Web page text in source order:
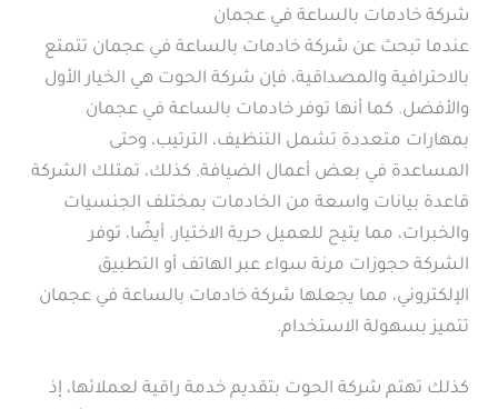
شركة خادمات بالساعة في عجمان
عندما تبحث عن شركة خادمات بالساعة في عجمان تتمتع
بالاحترافية والمصداقية، فإن شركة الحوت هي الخيار الأول
والأفضل. كما أنها توفر خادمات بالساعة في عجمان
بمهارات متعددة تشمل التنظيف، الترتيب، وحتى
المساعدة في بعض أعمال الضيافة. كذلك، تمتلك الشركة
قاعدة بيانات واسعة من الخادمات بمختلف الجنسيات
والخبرات، مما يتيح للعميل حرية الاختيار. أيضًا، توفر
الشركة حجوزات مرنة سواء عبر الهاتف أو التطبيق
الإلكتروني، مما يجعلها شركة خادمات بالساعة في عجمان
تتميز بسهولة الاستخدام.
كذلك تهتم شركة الحوت بتقديم خدمة راقية لعملائها، إذ